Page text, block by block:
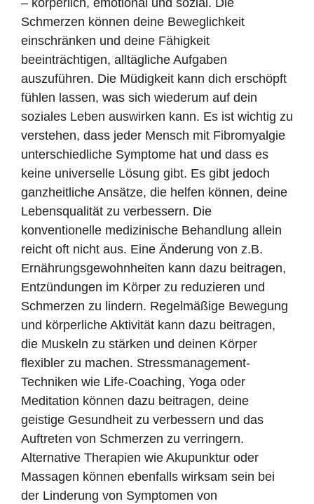
– körperlich, emotional und sozial. Die
Schmerzen können deine Beweglichkeit
einschränken und deine Fähigkeit
beeinträchtigen, alltägliche Aufgaben
auszuführen. Die Müdigkeit kann dich erschöpft
fühlen lassen, was sich wiederum auf dein
soziales Leben auswirken kann. Es ist wichtig zu
verstehen, dass jeder Mensch mit Fibromyalgie
unterschiedliche Symptome hat und dass es
keine universelle Lösung gibt. Es gibt jedoch
ganzheitliche Ansätze, die helfen können, deine
Lebensqualität zu verbessern. Die
konventionelle medizinische Behandlung allein
reicht oft nicht aus. Eine Änderung von z.B.
Ernährungsgewohnheiten kann dazu beitragen,
Entzündungen im Körper zu reduzieren und
Schmerzen zu lindern. Regelmäßige Bewegung
und körperliche Aktivität kann dazu beitragen,
die Muskeln zu stärken und deinen Körper
flexibler zu machen. Stressmanagement-
Techniken wie Life-Coaching, Yoga oder
Meditation können dazu beitragen, deine
geistige Gesundheit zu verbessern und das
Auftreten von Schmerzen zu verringern.
Alternative Therapien wie Akupunktur oder
Massagen können ebenfalls wirksam sein bei
der Linderung von Symptomen von